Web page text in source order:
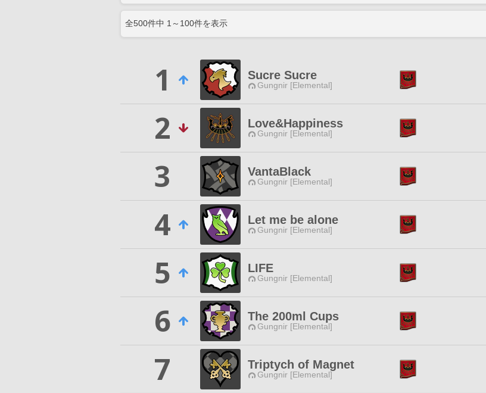
全500件中 1 ～ 100件を表示
1 Sucre Sucre
Gungnir [Elemental]
2
Love&Happiness
Gungnir [Elemental]
3
VantaBlack
Gungnir [Elemental]
4
Let me be alone
Gungnir [Elemental]
5
LIFE
Gungnir [Elemental]
6
The 200ml Cups
Gungnir [Elemental]
7
Triptych of Magnet
Gungnir [Elemental]